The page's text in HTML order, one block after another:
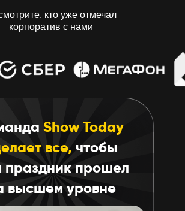
кто уже отмечал
корпоратив с нами
Show Today
все, чтобы
праздник прошел
высшем уровне